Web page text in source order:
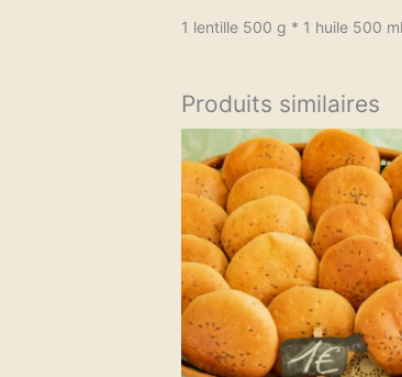
1 lentille 500 g * 1 huile 500
Produits similaires
de
prix :
1,05
à
9,00
a
la